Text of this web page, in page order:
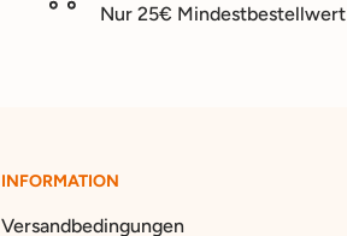
Nur 25€ Mindestbestellwert
INFORMATION
Versandbedingungen